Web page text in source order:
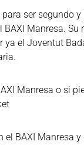
ser segundo
Manresa. Su
ya el Joventut
Manresa o si
el BAXI Manresa